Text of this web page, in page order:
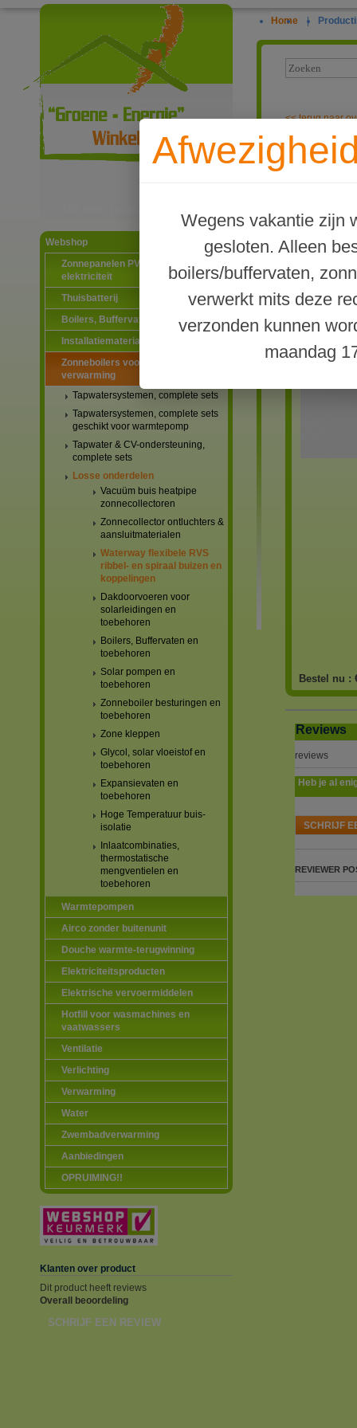
Webshop
Zonnepanelen PV-systemen
elektriciteit
Thuisbatterij
Boilers, Buffervaten en toebehoren
Installatiematerialen
Zonneboilers voor warmtapwater en
verwarming
Tapwatersystemen, complete sets
Tapwatersystemen, complete sets
geschikt voor warmtepomp
Tapwater & CV-ondersteuning,
complete sets
Losse onderdelen
Vacuüm buis heatpipe
zonnecollectoren
Zonnecollector ontluchters &
aansluitmaterialen
Waterway flexibele RVS
ribbel- en spiraal buizen en
koppelingen
Dakdoorvoeren voor
solarleidingen en
toebehoren
Boilers, Buffervaten en
toebehoren
Solar pompen en
toebehoren
Zonneboiler besturingen en
toebehoren
Zone kleppen
Glycol, solar vloeistof en
toebehoren
Expansievaten en
toebehoren
Hoge Temperatuur buis-
isolatie
Inlaatcombinaties,
thermostatische
mengventielen en
toebehoren
Warmtepompen
Airco zonder buitenunit
Douche warmte-terugwinning
Elektriciteitsproducten
Elektrische vervoermiddelen
Hotfill voor wasmachines en
vaatwassers
Ventilatie
Verlichting
Verwarming
Water
Zwembadverwarming
Aanbiedingen
OPRUIMING!!
Klanten over product
Dit product heeft reviews
Overall beoordeling
SCHRIJF EEN REVIEW
Home |
Wegens vakantie zijn
gesloten. Alleen
boilers/buffervaten,
verwerkt mits deze
verzonden kunnen
maandag
<<terug naar
Waterway
Bestel nu :
Reviews
reviews
Heb je al
SCHRIJF
REVIEWER